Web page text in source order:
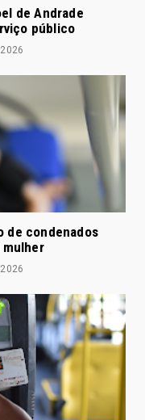
de Andrade
público
de condenados